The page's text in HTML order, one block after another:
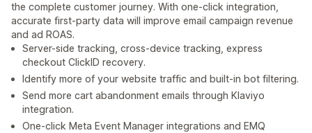
the complete customer journey. With one-click integration,
accurate first-party data will improve email campaign revenue
and ad ROAS.
Server-side tracking, cross-device tracking, express
checkout ClickID recovery.
Identify more of your website traffic and built-in bot filtering.
Send more cart abandonment emails through Klaviyo
integration.
One-click Meta Event Manager integrations and EMQ